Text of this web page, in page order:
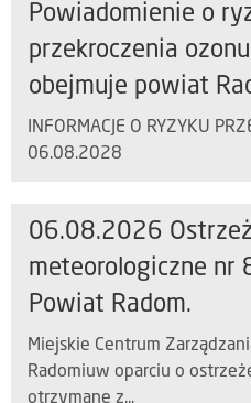
Powiadomienie o
przekroczenia
obejmuje powiat
INFORMACJE O RYZYKU
06.08.2028
06.08.2026
meteorologiczne nr
Powiat Radom.
Miejskie Centrum
Radomiuw oparciu o
otrzymane z...